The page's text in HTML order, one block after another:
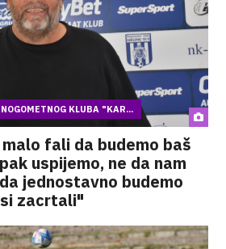
KLUBA "KAR...
fali da budemo baš
uspijemo, ne da nam
jednostavno budemo
zacrtali"